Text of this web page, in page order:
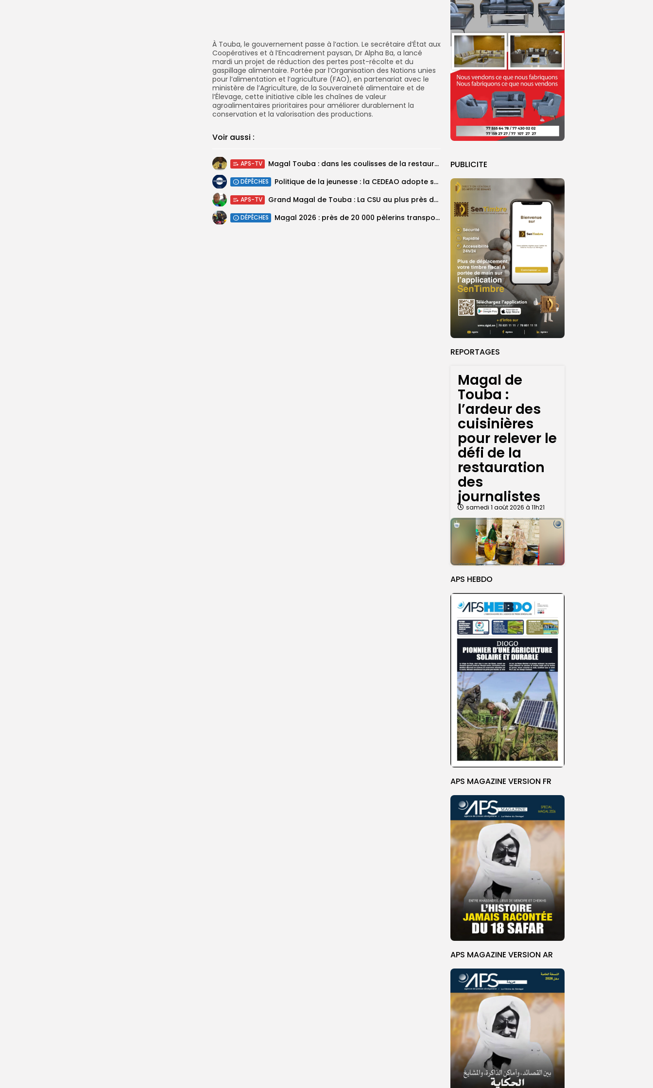
PUBLICITE
REPORTAGES
Magal de
Touba :
l’ardeur des
cuisinières
pour relever le
défi de la
restauration
des
journalistes
samedi 1 août 2026 à 11h21
APS HEBDO
APS MAGAZINE VERSION FR
APS MAGAZINE VERSION AR
À Touba, le gouvernement passe à l’action. Le secrétaire d’État aux
Coopératives et à l’Encadrement paysan, Dr Alpha Ba, a lancé
mardi un projet de réduction des pertes post-récolte et du
gaspillage alimentaire. Portée par l’Organisation des Nations unies
pour l’alimentation et l’agriculture (FAO), en partenariat avec le
ministère de l’Agriculture, de la Souveraineté alimentaire et de
l’Élevage, cette initiative cible les chaînes de valeur
agroalimentaires prioritaires pour améliorer durablement la
conservation et la valorisation des productions.
Voir aussi :
APS-TV Magal Touba : dans les coulisses de la restauration de la presse...
DÉPÊCHES Politique de la jeunesse : la CEDEAO adopte son plan d’actions stratégiques...
APS-TV Grand Magal de Touba : La CSU au plus près des pèlerins
DÉPÊCHES Magal 2026 : près de 20 000 pèlerins transportés vers Touba en...